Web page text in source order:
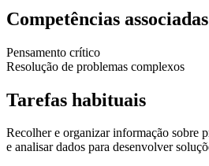
Competências associadas
Pensamento crítico
Resolução de problemas complexos
Tarefas habituais
Recolher e organizar informação sobre
e analisar dados para desenvolver